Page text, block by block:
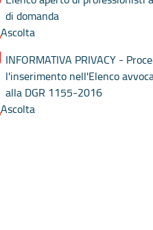
di domanda
Ascolta
INFORMATIVA PRIVACY -
l'inserimento nell'Elenco
alla DGR 1155-2016
Ascolta